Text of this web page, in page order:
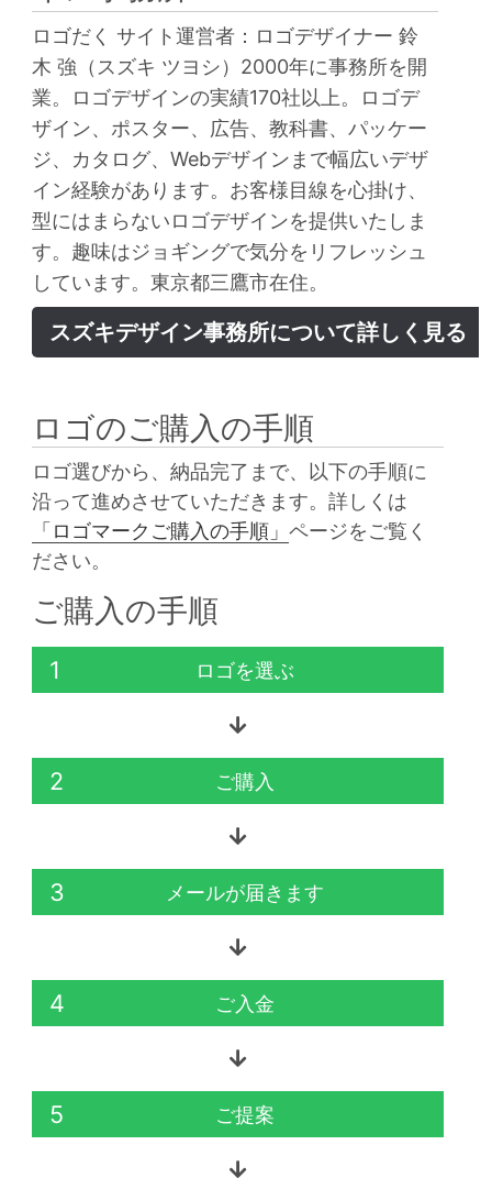
ロゴだく サイト運営者：ロゴデザイナー 鈴
木 強（スズキ ツヨシ）2000年に事務所を開
業。ロゴデザインの実績170社以上。ロゴデ
ザイン、ポスター、広告、教科書、パッケー
ジ、カタログ、Webデザインまで幅広いデザ
イン経験があります。お客様目線を心掛け、
型にはまらないロゴデザインを提供いたしま
す。趣味はジョギングで気分をリフレッシュ
しています。東京都三鷹市在住。
スズキデザイン事務所について詳しく見る
ロゴのご購入の手順
ロゴ選びから、納品完了まで、以下の手順に
沿って進めさせていただきます。詳しくは
「ロゴマークご購入の手順」ページをご覧く
ださい。
ご購入の手順
1 ロゴを選ぶ
2 ご購入
3 メールが届きます
4 ご入金
5 ご提案